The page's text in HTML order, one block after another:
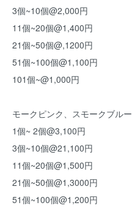
3個~10個@2,000円
11個~20個@1,400円
21個~50個@,1200円
51個~100個@1,100円
101個~@1,000円
モークピンク、スモークブルー
1個~ 2個@3,100円
3個~10個@21,100円
11個~20個@1,500円
21個~50個@1,3000円
51個~100個@1,200円